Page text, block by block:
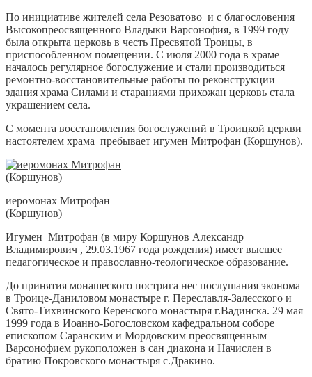
По инициативе жителей села Резоватово и с благословения
Высокопреосвященного Владыки Варсонофия, в 1999 году
была открыта церковь в честь Пресвятой Троицы, в
приспособленном помещении. С июля 2000 года в храме
началось регулярное богослужение и стали производиться
ремонтно-восстановительные работы по реконструкции
здания храма Силами и стараниями прихожан церковь стала
украшением села.
С момента восстановления богослужений в Троицкой церкви
настоятелем храма пребывает игумен Митрофан (Коршунов).
иеромонах Митрофан
(Коршунов)
Игумен Митрофан (в миру Коршунов Александр
Владимирович , 29.03.1967 года рождения) имеет высшее
педагогическое и православно-теологическое образование.
До принятия монашеского пострига нес послушания эконома
в Троице-Даниловом монастыре г. Переславля-Залесского и
Свято-Тихвинского Керенского монастыря г.Вадинска. 29 мая
1999 года в Иоанно-Богословском кафедральном соборе
епископом Саранским и Мордовским преосвященным
Варсонофием рукоположен в сан диакона и Начислен в
братию Покровского монастыря с.Дракино.